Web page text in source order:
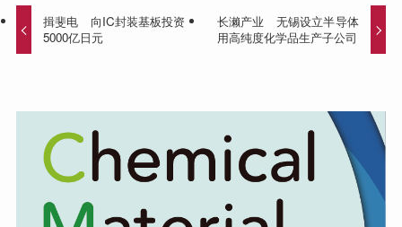
揖斐电 向IC封装基板投资
5000亿日元
长濑产业 无锡设立半导体
用高纯度化学品生产子公司